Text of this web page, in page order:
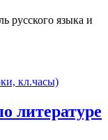
русского языка и
кл.часы)
литературе